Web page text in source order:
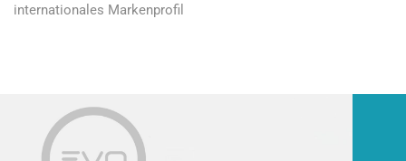
internationales Markenprofil